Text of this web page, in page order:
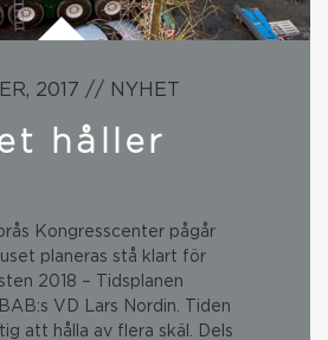
2017 // NYHET
håller
Kongresscenter pågår
planeras stå klart för
2018 – Tidsplanen
VD Lars Nordin. Tiden
att hålla av flera skäl. Dels